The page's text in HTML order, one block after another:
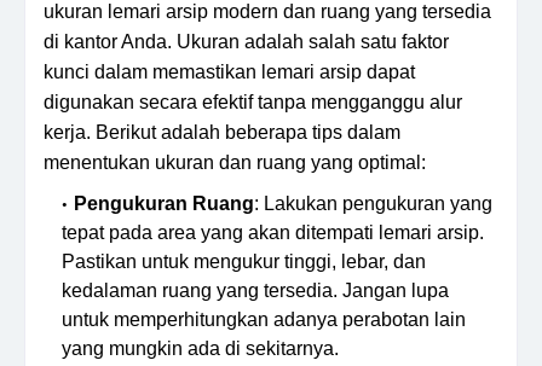
ukuran lemari arsip modern dan ruang yang tersedia
di kantor Anda. Ukuran adalah salah satu faktor
kunci dalam memastikan lemari arsip dapat
digunakan secara efektif tanpa mengganggu alur
kerja. Berikut adalah beberapa tips dalam
menentukan ukuran dan ruang yang optimal:
Pengukuran Ruang: Lakukan pengukuran yang
tepat pada area yang akan ditempati lemari arsip.
Pastikan untuk mengukur tinggi, lebar, dan
kedalaman ruang yang tersedia. Jangan lupa
untuk memperhitungkan adanya perabotan lain
yang mungkin ada di sekitarnya.